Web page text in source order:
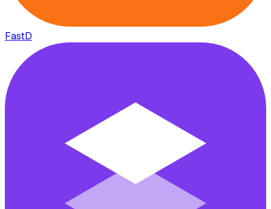
FastD